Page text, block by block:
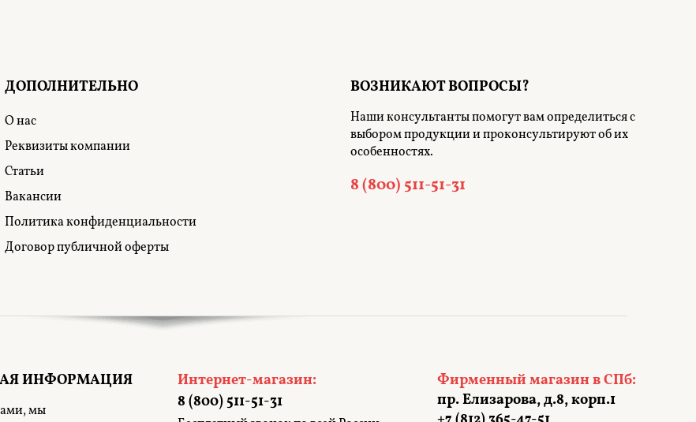
ДОПОЛНИТЕЛЬНО
О нас
Реквизиты компании
Статьи
Вакансии
Политика конфиденциальности
Договор публичной оферты
ВОЗНИКАЮТ ВОПРОСЫ?
Наши консультанты помогут вам определиться с
выбором продукции и проконсультируют об их
особенностях.
8 (800) 511-51-31
ИНФОРМАЦИЯ
мы
Интернет-магазин:
8 (800) 511-51-31
Фирменный магазин в СПб:
пр. Елизарова, д.8, корп.1